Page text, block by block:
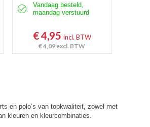
Vandaag besteld,
maandag verstuurd
€ 4,95 incl. BTW
€ 4,09 excl. BTW
en polo’s van topkwaliteit, zowel met
kleuren en kleurcombinaties.